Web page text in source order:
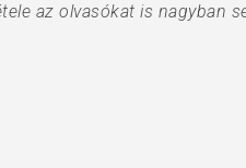
az olvasókat is nagyban